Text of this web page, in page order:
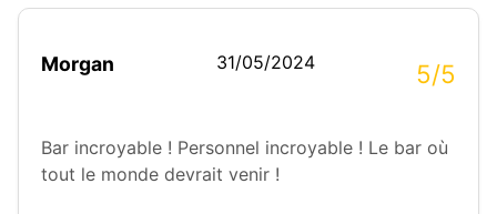
Morgan 31/05/2024 5/5
Bar incroyable ! Personnel incroyable ! Le bar où
tout le monde devrait venir !